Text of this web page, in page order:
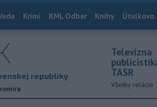
Krimi XML Odber Knihy Útulkovo
republiky
Televízna
TASR
Všetky relácie